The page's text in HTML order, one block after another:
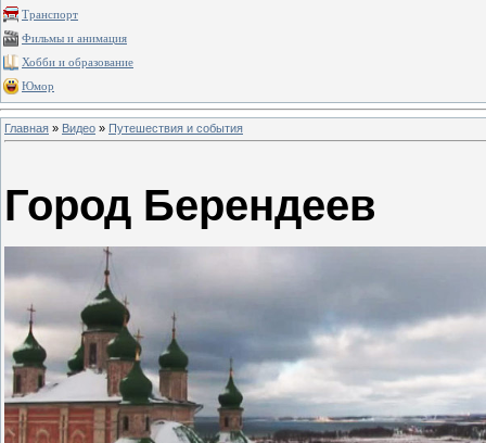
Транспорт
Фильмы и анимация
Хобби и образование
Юмор
Главная » Видео » Путешествия и события
Город Берендеев